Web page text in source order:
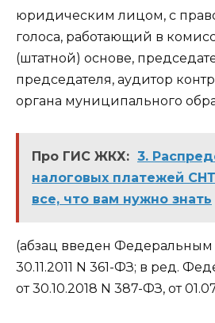
юридическим лицом, с
голоса, работающий в
(штатной) основе,
председателя, аудитор
органа муниципального
Про ГИС ЖКХ: 3.
налоговых платежей
все, что вам нужно знать
(абзац введен Федеральным
30.11.2011 N 361-ФЗ; в ред.
от 30.10.2018 N 387-ФЗ, от